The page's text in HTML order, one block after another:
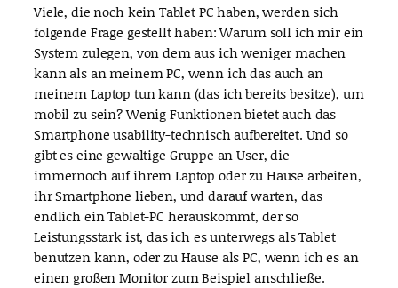
Viele, die noch kein Tablet PC haben, werden sich
folgende Frage gestellt haben: Warum soll ich mir ein
System zulegen, von dem aus ich weniger machen
kann als an meinem PC, wenn ich das auch an
meinem Laptop tun kann (das ich bereits besitze), um
mobil zu sein? Wenig Funktionen bietet auch das
Smartphone usability-technisch aufbereitet. Und so
gibt es eine gewaltige Gruppe an User, die
immernoch auf ihrem Laptop oder zu Hause arbeiten,
ihr Smartphone lieben, und darauf warten, das
endlich ein Tablet-PC herauskommt, der so
Leistungsstark ist, das ich es unterwegs als Tablet
benutzen kann, oder zu Hause als PC, wenn ich es an
einen großen Monitor zum Beispiel anschließe.